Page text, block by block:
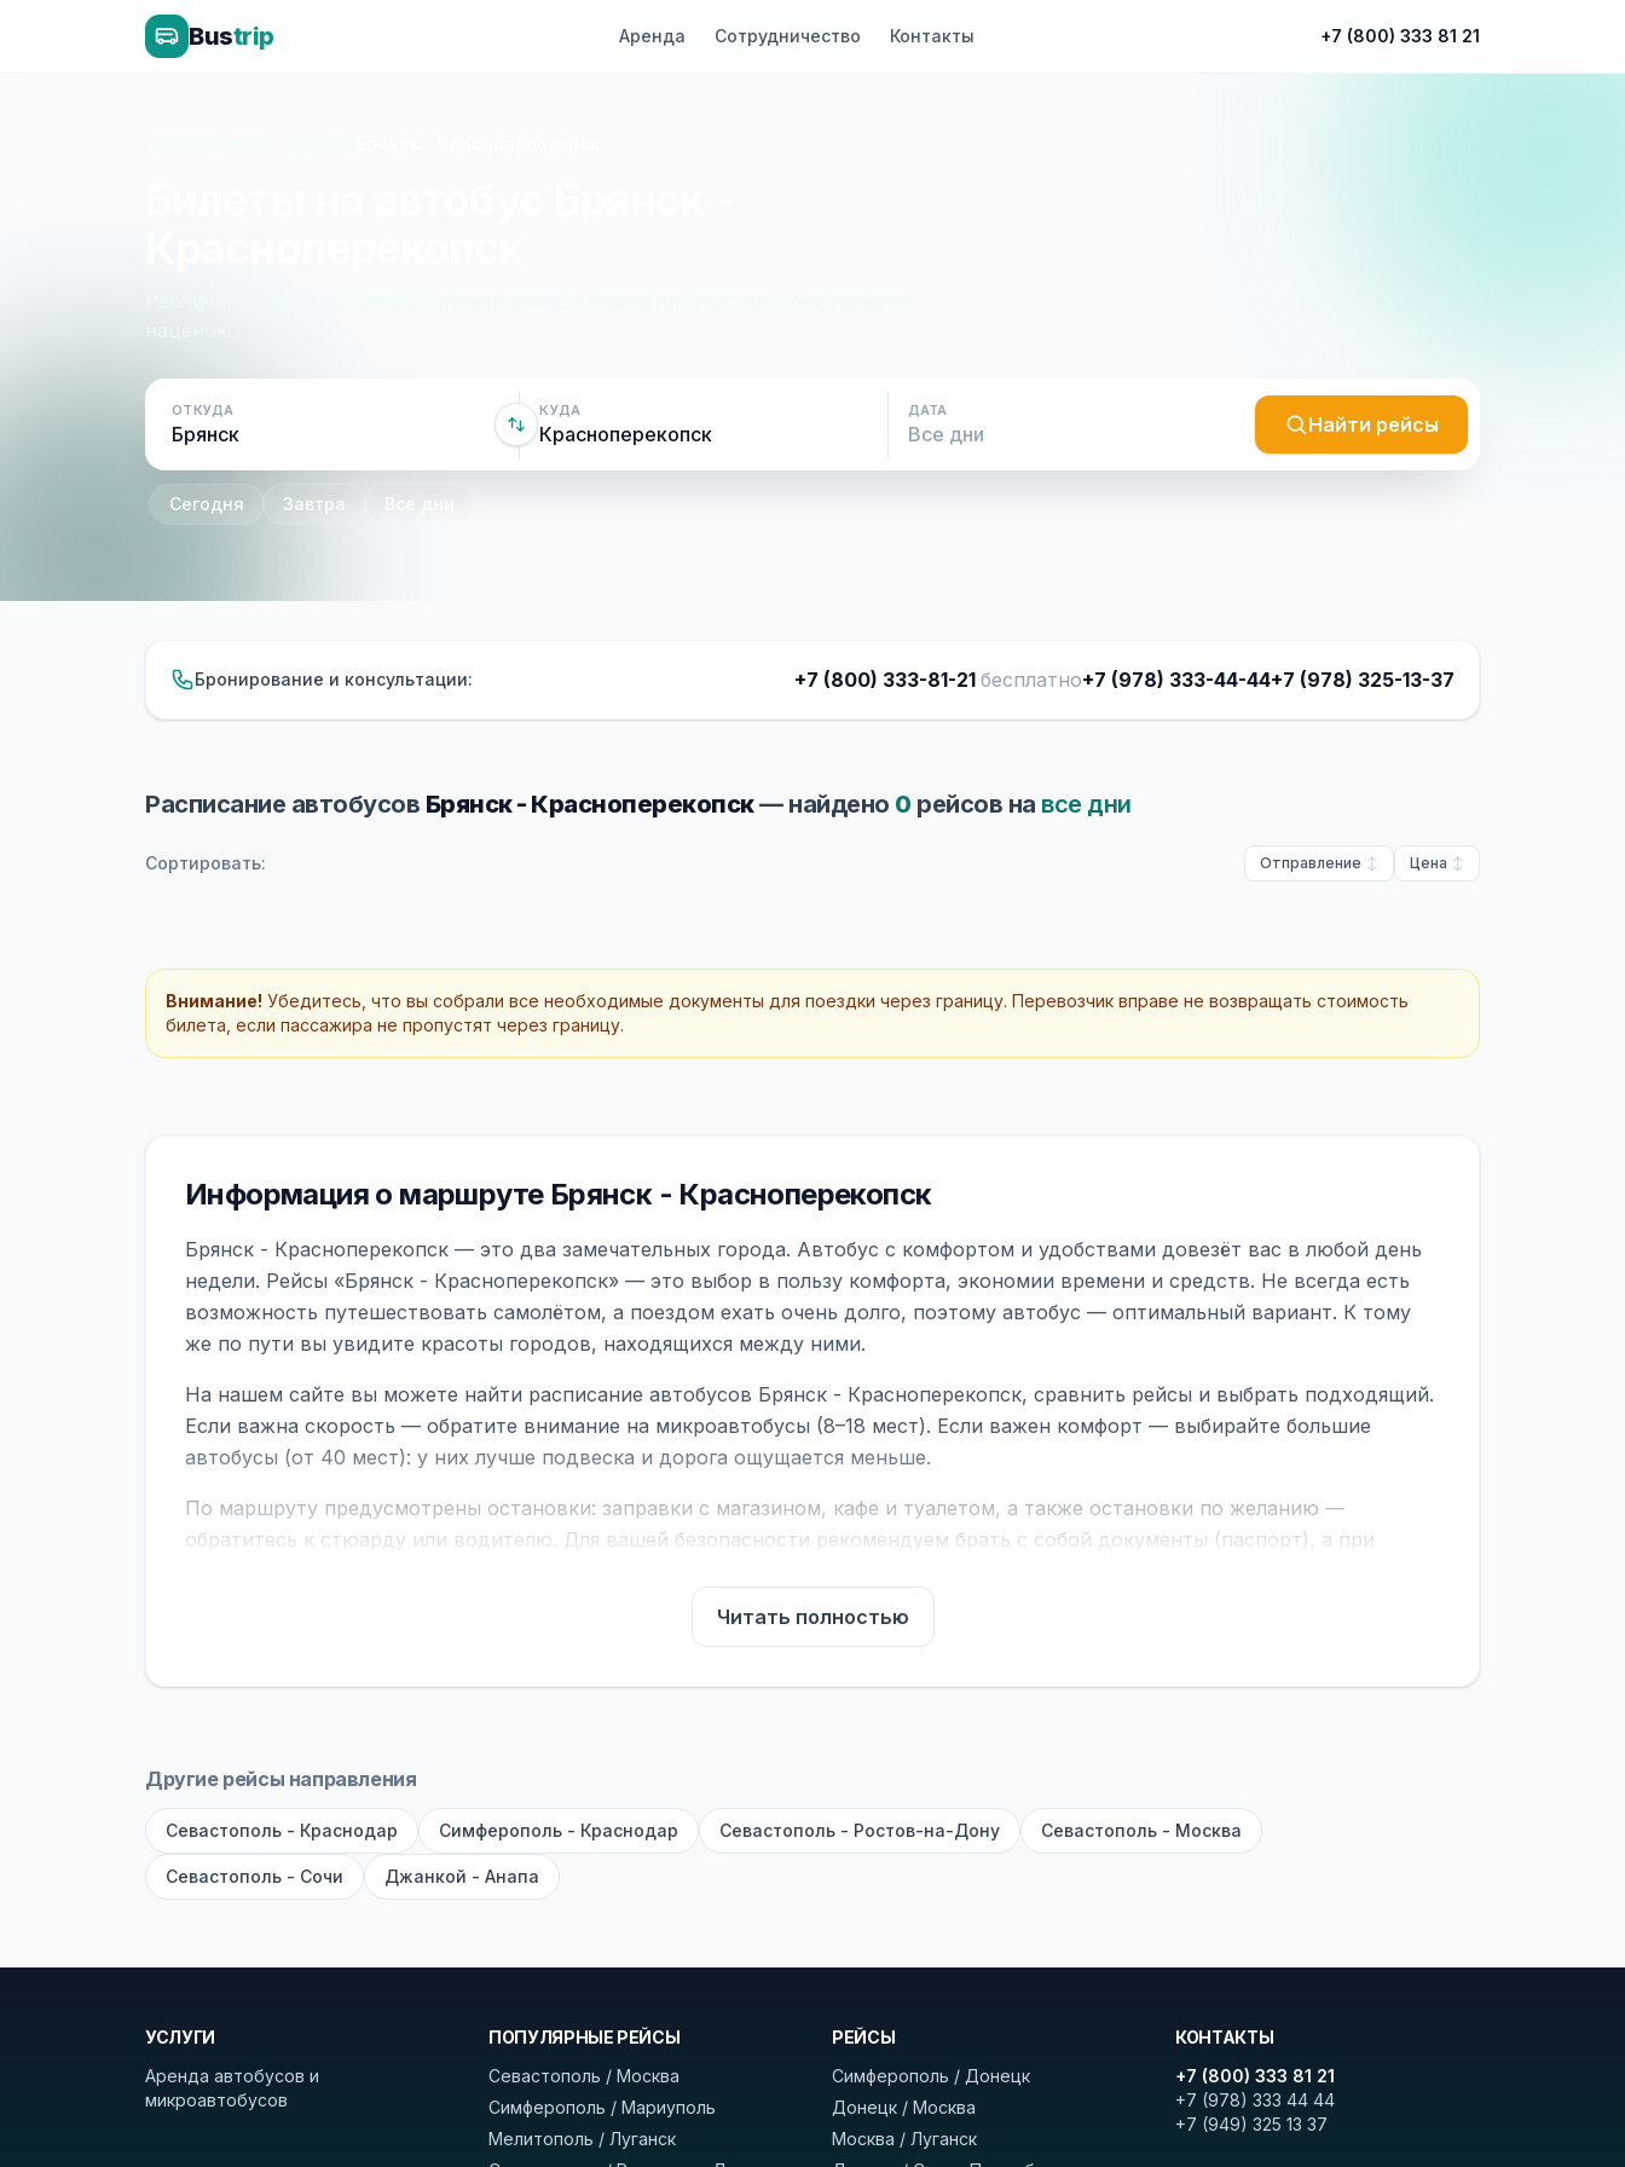
Bustrip Аренда Сотрудничество Контакты +7 (800) 333 81 21
ОТКУДА КУДА ДАТА
Найти рейсы
Сегодня Завтра Все дни
Бронирование и консультации: +7 (800) 333-81-21 бесплатно+7 (978) 333-44-44+7 (978) 325-13-37
Расписание автобусов Брянск - Красноперекопск— найдено 0 рейсов на все дни
Сортировать: Отправление Цена
Внимание! Убедитесь, что вы собрали все необходимые документы для поездки через границу. Перевозчик вправе не возвращать стоимость
билета, если пассажира не пропустят через границу.
Информация о маршруте Брянск - Красноперекопск
Брянск - Красноперекопск — это два замечательных города. Автобус с комфортом и удобствами довезёт вас в любой день
недели. Рейсы «Брянск - Красноперекопск» — это выбор в пользу комфорта, экономии времени и средств. Не всегда есть
возможность путешествовать самолётом, а поездом ехать очень долго, поэтому автобус — оптимальный вариант. К тому
же по пути вы увидите красоты городов, находящихся между ними.
На нашем сайте вы можете найти расписание автобусов Брянск - Красноперекопск, сравнить рейсы и выбрать подходящий.
Если важна скорость — обратите внимание на микроавтобусы (8–18 мест). Если важен комфорт — выбирайте большие
автобусы (от 40 мест): у них лучше подвеска и дорога ощущается меньше.
По маршруту предусмотрены остановки: заправки с магазином, кафе и туалетом, а также остановки по желанию —
обратитесь к стюарду или водителю. Для вашей безопасности рекомендуем брать с собой документы (паспорт), а при
В автобусах есть всё необходимое для комфортной поездки: регулировка сидений, кондиционер, отопление, зарядка
устройств, вода, пледы. На больших автобусах работают стюарды. У нас
оплата производится только при посадке, печатать билет заранее не нужно.
рейсов вы увидите время выезда, место посадки, время и место прибытия, время в пути и цену. Кнопка «Детали рейса»
Удачных поездок! С уважением, командаBUSTRIP.PRO
Читать полностью
Другие рейсы направления
Севастополь - Краснодар Симферополь - Краснодар Севастополь - Ростов-на-Дону Севастополь - Москва
Севастополь - Сочи Джанкой - Анапа
УСЛУГИ
Аренда автобусов и
микроавтобусов
ПОПУЛЯРНЫЕ РЕЙСЫ
Севастополь / Москва
Симферополь / Мариуполь
Мелитополь / Луганск
РЕЙСЫ
Симферополь / Донецк
Донецк / Москва
Москва / Луганск
КОНТАКТЫ
+7 (800) 333 81 21
+7 (978) 333 44 44
+7 (949) 325 13 37